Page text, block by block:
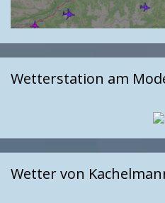
Wetterstation am
Wetter von